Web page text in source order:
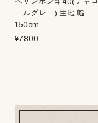
ールグレー) 生地 幅
150cm
¥7,800